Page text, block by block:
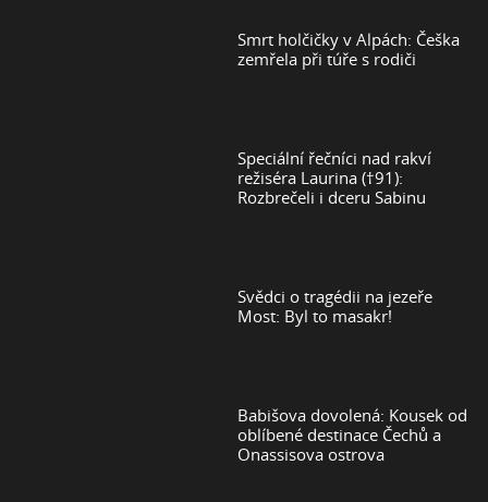
Smrt holčičky v Alpách: Češka
zemřela při túře s rodiči
Speciální řečníci nad rakví
režiséra Laurina (†91):
Rozbrečeli i dceru Sabinu
Svědci o tragédii na jezeře
Most: Byl to masakr!
Babišova dovolená: Kousek od
oblíbené destinace Čechů a
Onassisova ostrova